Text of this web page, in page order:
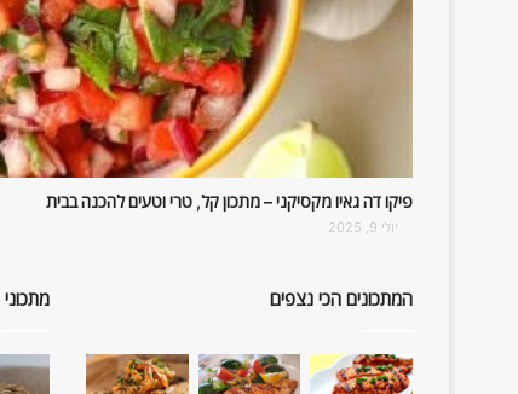
פיקו דה גאיו מקסיקני – מתכון קל, טרי וטעים להכנה בבית
יולי 9, 2025
המתכונים הכי נצפים